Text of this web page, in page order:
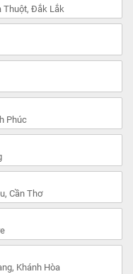
Thuột, Đắk Lắk
Phúc
Cần Thơ
Khánh Hòa